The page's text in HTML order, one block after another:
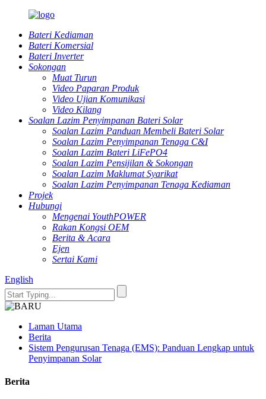
Bateri Kediaman
Bateri Komersial
Bateri Inverter
Sokongan
Muat Turun
Video Paparan Produk
Video Ujian Komunikasi
Video Kilang
Soalan Lazim Penyimpanan Bateri Solar
Soalan Lazim Panduan Membeli Bateri Solar
Soalan Lazim Penyimpanan Tenaga C&I
Soalan Lazim Bateri LiFePO4
Soalan Lazim Pensijilan & Sokongan
Soalan Lazim Maklumat Syarikat
Soalan Lazim Penyimpanan Tenaga Kediaman
Projek
Hubungi
Mengenai YouthPOWER
Rakan Kongsi OEM
Berita & Acara
Ejen
Sertai Kami
English
Laman Utama
Berita
Sistem Pengurusan Tenaga (EMS): Panduan Lengkap untuk
Penyimpanan Solar
Berita